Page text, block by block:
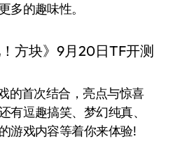
多的趣味性。
首次结合，亮点与惊喜
有逗趣搞笑、梦幻纯真、
游戏内容等着你来体验!